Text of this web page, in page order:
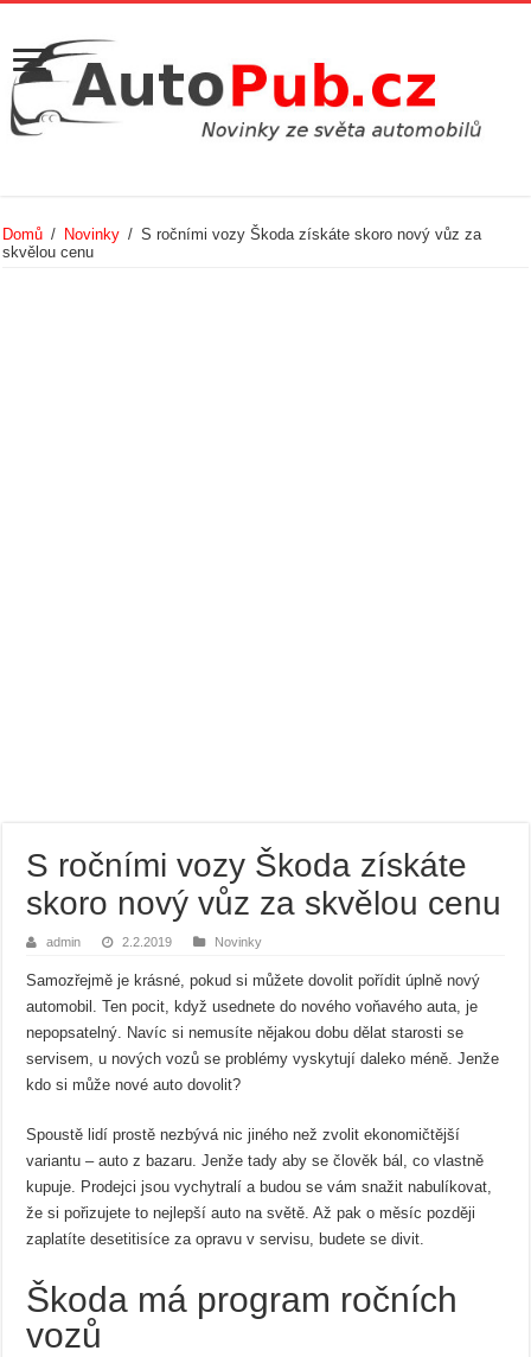
Domů / Novinky / S ročními vozy Škoda získáte skoro nový vůz za
skvělou cenu
S ročními vozy Škoda získáte
skoro nový vůz za skvělou cenu
admin 2.2.2019 Novinky
Samozřejmě je krásné, pokud si můžete dovolit pořídit úplně nový
automobil. Ten pocit, když usednete do nového voňavého auta, je
nepopsatelný. Navíc si nemusíte nějakou dobu dělat starosti se
servisem, u nových vozů se problémy vyskytují daleko méně. Jenže
kdo si může nové auto dovolit?
Spoustě lidí prostě nezbývá nic jiného než zvolit ekonomičtější
variantu – auto z bazaru. Jenže tady aby se člověk bál, co vlastně
kupuje. Prodejci jsou vychytralí a budou se vám snažit nabulíkovat,
že si pořizujete to nejlepší auto na světě. Až pak o měsíc později
zaplatíte desetitisíce za opravu v servisu, budete se divit.
Škoda má program ročních
vozů